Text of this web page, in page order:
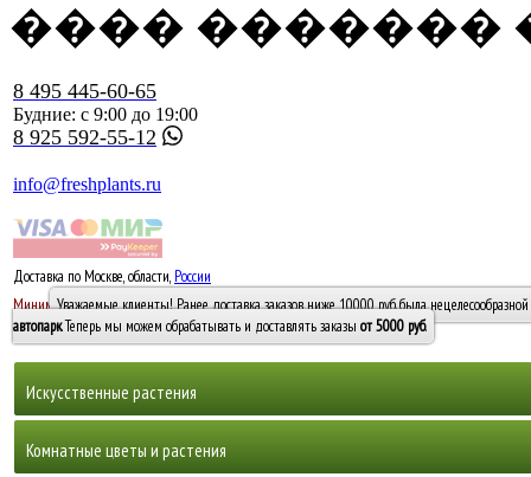
���� �������
8 495 445-60-65
Будние: с 9:00 до 19:00
8 925 592-55-12
info@freshplants.ru
Доставка по Москве, области, России
Минимальный заказ -10 0005000 руб.
Уважаемые клиенты! Ранее доставка заказов ниже 10000 руб. была
автопарк. Теперь мы можем обрабатывать и доставлять заказы от 5000 руб.
Искусственные растения
Горшечные растения, кусты и мох
Комнатные цветы и растения